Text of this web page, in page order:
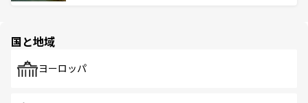
で、ホーカーズは地元の風情を楽しめる外せないスポット
国と地域
ヨーロッパ